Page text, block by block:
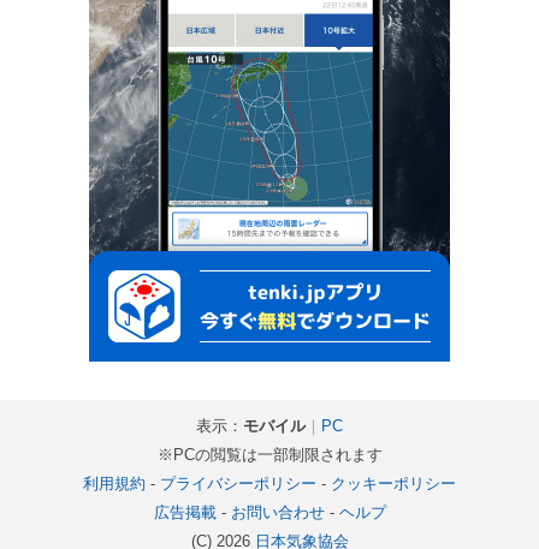
表示： モバイル｜
PC
※PCの閲覧は一部制限されます
利用規約 - プライバシーポリシー - クッキーポリシー
広告掲載- お問い合わせ- ヘルプ
(C) 2026 日本気象協会